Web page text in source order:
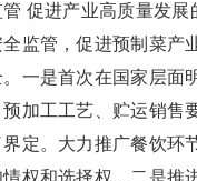
促进产业高质量发展
监管，促进预制菜产
一是首次在国家层面
加工工艺、贮运销售
定。大力推广餐饮环
权和选择权。二是推